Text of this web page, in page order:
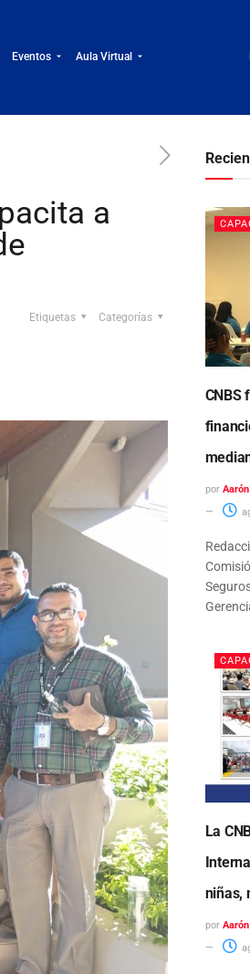
Eventos Aula Virtual
a
Categorías
Etiquetas
CNBS
por
La
niñas,
por